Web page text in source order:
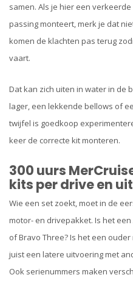
samen. Als je hier een
passing monteert, merk je dat
komen de klachten pas terug
vaart.
Dat kan zich uiten in water in de
lager, een lekkende bellows of
twijfel is goedkoop
keer de correcte kit monteren.
300 uurs
kits per drive en
Wie een set zoekt, moet in de
motor- en drivepakket. Is het
of Bravo Three? Is het een
juist een latere uitvoering met
Ook serienummers maken